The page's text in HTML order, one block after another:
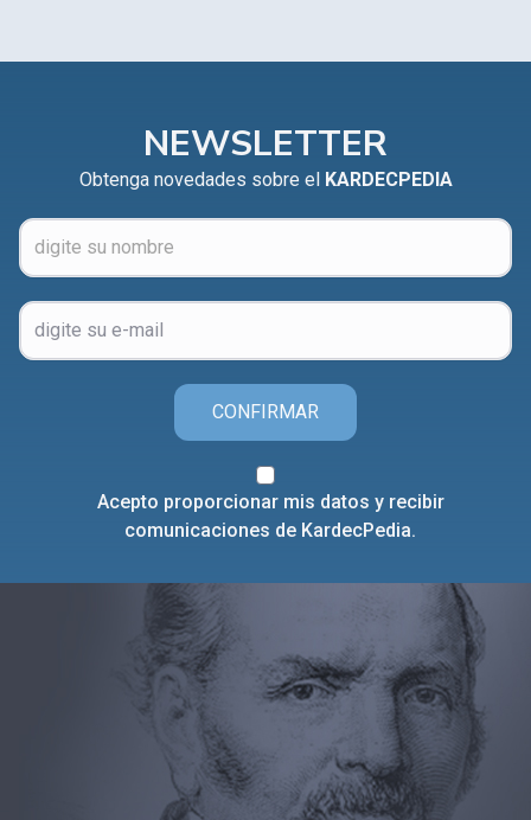
NEWSLETTER
Obtenga novedades sobre el KARDECPEDIA
CONFIRMAR
Acepto proporcionar mis datos y recibir
comunicaciones de KardecPedia.